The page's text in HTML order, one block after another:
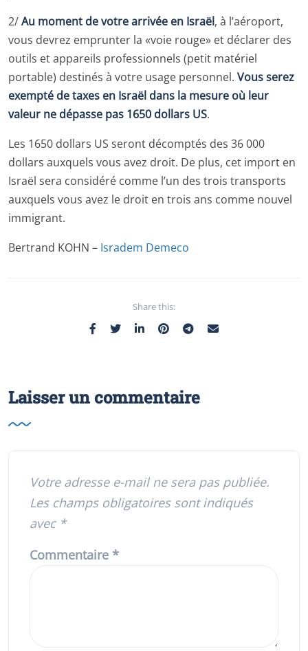
2/Au moment de votre arrivée en Israël, à l’aéroport,
vous devrez emprunter la «voie rouge» et déclarer des
outils et appareils professionnels (petit matériel
portable) destinés à votre usage personnel. Vous serez
exempté de taxes en Israël dans la mesure où leur
valeur ne dépasse pas 1650 dollars US.
Les 1650 dollars US seront décomptés des 36 000
dollars auxquels vous avez droit. De plus, cet import en
Israël sera considéré comme l’un des trois transports
auxquels vous avez le droit en trois ans comme nouvel
immigrant.
Bertrand KOHN – Isradem Demeco
Share this:
Laisser un commentaire
Votre adresse e-mail ne sera pas publiée.
Les champs obligatoires sont indiqués
avec *
Commentaire *